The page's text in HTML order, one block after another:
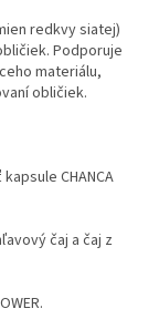
redkvy siatej)
Podporuje
materiálu,
obličiek.
CHANCA
čaj a čaj z